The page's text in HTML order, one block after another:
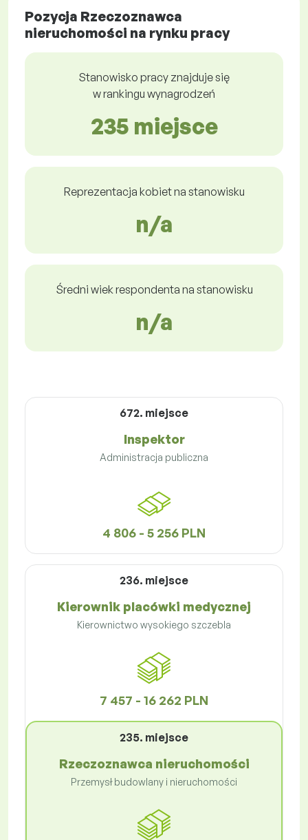
Pozycja Rzeczoznawca
nieruchomości na rynku pracy
Stanowisko pracy znajduje się
w rankingu wynagrodzeń
235 miejsce
Reprezentacja kobiet na stanowisku
n/a
Średni wiek respondenta na stanowisku
n/a
672. miejsce
Inspektor
Administracja publiczna
4 806 - 5 256 PLN
236. miejsce
Kierownik placówki medycznej
Kierownictwo wysokiego szczebla
7 457 - 16 262 PLN
235. miejsce
Rzeczoznawca nieruchomości
Przemysł budowlany i nieruchomości